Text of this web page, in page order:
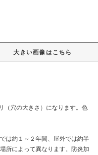
大きい画像はこちら
（穴の大きさ）になります。色
は約１～２年間、屋外では約半
所によって異なります。防炎加